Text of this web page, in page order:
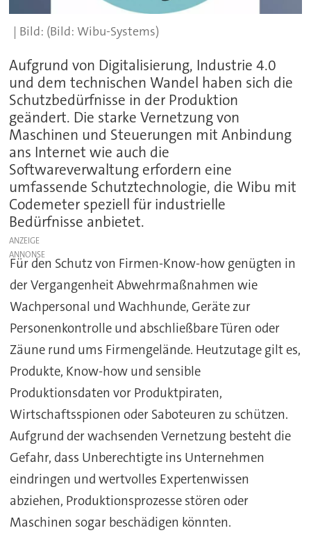
(Bild: Wibu-Systems)
Aufgrund von Digitalisierung, Industrie 4.0
und dem technischen Wandel haben sich die
Schutzbedürfnisse in der Produktion
geändert. Die starke Vernetzung von
Maschinen und Steuerungen mit Anbindung
ans Internet wie auch die
Softwareverwaltung erfordern eine
umfassende Schutztechnologie, die Wibu mit
Codemeter speziell für industrielle
Bedürfnisse anbietet.
ANZEIGE
Für den Schutz von Firmen-Know-how genügten in
der Vergangenheit Abwehrmaßnahmen wie
Wachpersonal und Wachhunde, Geräte zur
Personenkontrolle und abschließbare Türen oder
Zäune rund ums Firmengelände. Heutzutage gilt es,
Produkte, Know-how und sensible
Produktionsdaten vor Produktpiraten,
Wirtschaftsspionen oder Saboteuren zu schützen.
Aufgrund der wachsenden Vernetzung besteht die
Gefahr, dass Unberechtigte ins Unternehmen
eindringen und wertvolles Expertenwissen
abziehen, Produktionsprozesse stören oder
Maschinen sogar beschädigen könnten.